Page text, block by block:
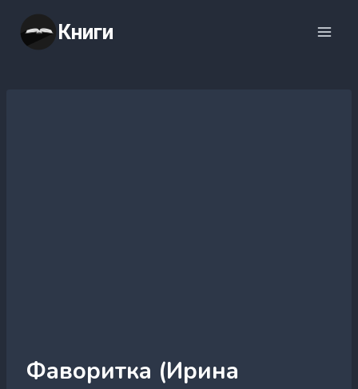
содержимому
Книги
Фаворитка (Ирина